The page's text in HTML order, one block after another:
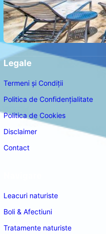
Legale
Termeni și Condiții
Politica de Confidențialitate
Politica de Cookies
Disclaimer
Contact
Leacuri naturiste
Boli & Afectiuni
Tratamente naturiste